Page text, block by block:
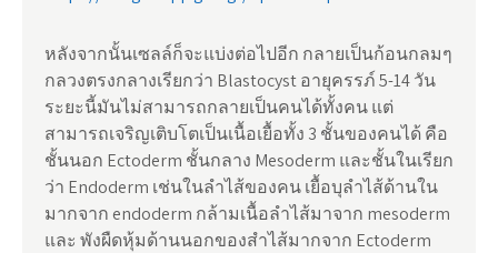
หลังจากนั้นเซลล์ก็จะแบ่งต่อไปอีก กลายเป็นก้อนกลมๆ
กลวงตรงกลางเรียกว่า Blastocyst อายุครรภ์ 5-14 วัน
ระยะนี้มันไม่สามารถกลายเป็นคนได้ทั้งคน แต่
สามารถเจริญเติบโตเป็นเนื้อเยื้อทั้ง 3 ชั้นของคนได้ คือ
ชั้นนอก Ectoderm ชั้นกลาง Mesoderm และชั้นในเรียก
ว่า Endoderm เช่นในลำไส้ของคน เยื้อบุลำไส้ด้านใน
มากจาก endoderm กล้ามเนื้อลำไส้มาจาก mesoderm
และ พังผืดหุ้มด้านนอกของสำไส้มากจาก Ectoderm